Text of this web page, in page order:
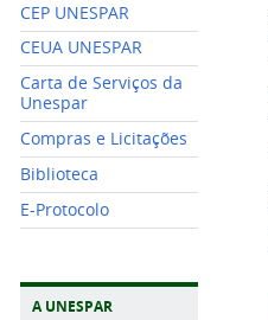
CEP UNESPAR
CEUA UNESPAR
Carta de Serviços da
Unespar
Compras e Licitações
Biblioteca
E-Protocolo
A UNESPAR